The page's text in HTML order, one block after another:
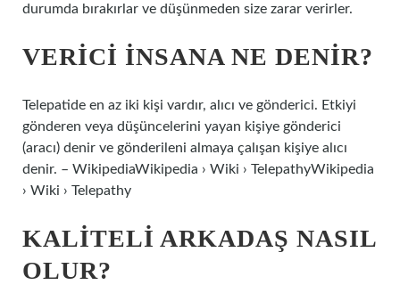
durumda bırakırlar ve düşünmeden size zarar verirler.
VERICI INSANA NE DENIR?
Telepatide en az iki kişi vardır, alıcı ve gönderici. Etkiyi
gönderen veya düşüncelerini yayan kişiye gönderici
(aracı) denir ve gönderileni almaya çalışan kişiye alıcı
denir. – WikipediaWikipedia › Wiki › TelepathyWikipedia
› Wiki › Telepathy
KALITELI ARKADAŞ NASIL
OLUR?